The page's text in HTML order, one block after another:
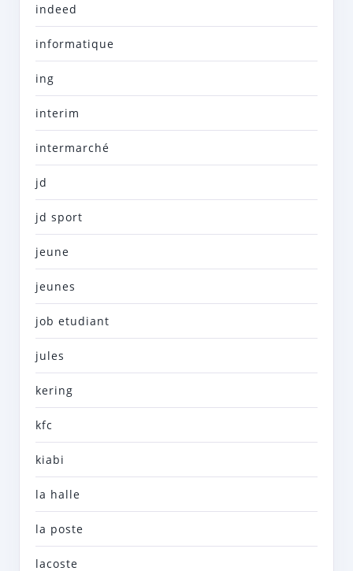
indeed
informatique
ing
interim
intermarché
jd
jd sport
jeune
jeunes
job etudiant
jules
kering
kfc
kiabi
la halle
la poste
lacoste